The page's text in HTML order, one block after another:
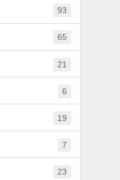
93
65
21
6
19
7
23